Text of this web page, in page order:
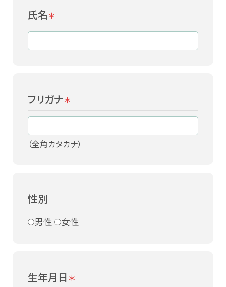
氏名＊
フリガナ＊
（全角カタカナ）
性別
男性 女性
生年月日 ＊